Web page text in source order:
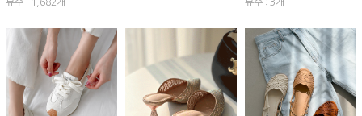
뷰수 : 1,682개
뷰수 : 3개